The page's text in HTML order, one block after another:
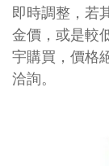
即時調整，若
金價，或是較
宇購買，價格
洽詢。